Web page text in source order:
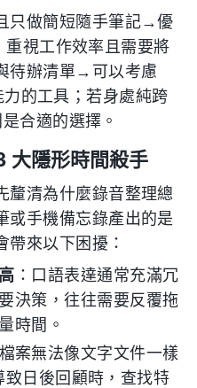
只做簡短隨手筆記→優
視工作效率且需要將
待辦清單→可以考慮
的工具；若身處純跨
合適的選擇。
大隱形時間殺手
釐清為什麼錄音整理總
或手機備忘錄產出的是
帶來以下困擾：
：口語表達通常充滿冗
決策，往往需要反覆拖
時間。
案無法像文字文件一樣
日後回顧時，查找特